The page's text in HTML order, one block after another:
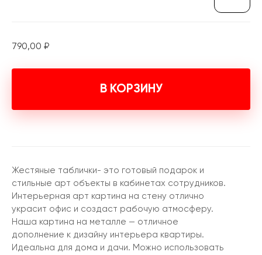
790,00 ₽
В КОРЗИНУ
Жестяные таблички- это готовый подарок и
стильные арт объекты в кабинетах сотрудников.
Интерьерная арт картина на стену отлично
украсит офис и создаст рабочую атмосферу.
Наша картина на металле — отличное
дополнение к дизайну интерьера квартиры.
Идеальна для дома и дачи. Можно использовать